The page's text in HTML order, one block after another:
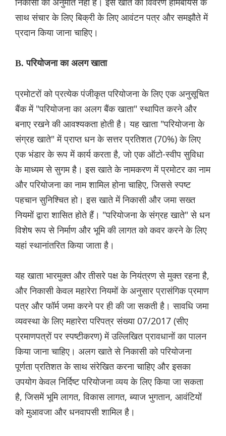
साथ संचार के लिए बिक्री के लिए आवंटन पत्र और समझौते में
प्रदान किया जाना चाहिए।
B. परियोजना का अलग खाता
प्रमोटरों को प्रत्येक पंजीकृत परियोजना के लिए एक अनुसूचित
बैंक में "परियोजना का अलग बैंक खाता" स्थापित करने और
बनाए रखने की आवश्यकता होती है। यह खाता "परियोजना के
संग्रह खाते" में प्राप्त धन के सत्तर प्रतिशत (70%) के लिए
एक भंडार के रूप में कार्य करता है, जो एक ऑटो-स्वीप सुविधा
के माध्यम से सुगम है। इस खाते के नामकरण में प्रमोटर का नाम
और परियोजना का नाम शामिल होना चाहिए, जिससे स्पष्ट
पहचान सुनिश्चित हो। इस खाते में निकासी और जमा सख्त
नियमों द्वारा शासित होते हैं। "परियोजना के संग्रह खाते" से धन
विशेष रूप से निर्माण और भूमि की लागत को कवर करने के लिए
यहां स्थानांतरित किया जाता है।
यह खाता भारमुक्त और तीसरे पक्ष के नियंत्रण से मुक्त रहना है,
और निकासी केवल महारेरा नियमों के अनुसार प्रासंगिक प्रमाण
पत्र और फॉर्म जमा करने पर ही की जा सकती है। सावधि जमा
व्यवस्था के लिए महारेरा परिपत्र संख्या 07/2017 (सीए
प्रमाणपत्रों पर स्पष्टीकरण) में उल्लिखित प्रावधानों का पालन
किया जाना चाहिए। अलग खाते से निकासी को परियोजना
पूर्णता प्रतिशत के साथ संरेखित करना चाहिए और इसका
उपयोग केवल निर्दिष्ट परियोजना व्यय के लिए किया जा सकता
है, जिसमें भूमि लागत, विकास लागत, ब्याज भुगतान, आवंटियों
को मुआवजा और धनवापसी शामिल है।